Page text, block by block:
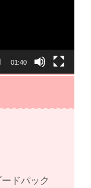
01:40
ドパック